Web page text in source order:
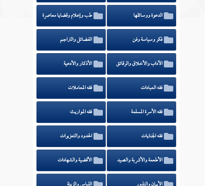
الدعوة ووسائلها طب وإعلام وقضايا معاصرة
فكر وسياسة وفن الفضائل والتراجم
الآداب والأخلاق والرقائق الأذكار والأدعية
فقه العبادات فقه المعاملات
فقه الأسرة المسلمة فقه المواريث
فقه الجنايات الحدود والتعزيرات
الأطعمة والأشربة والصيد الأقضية والشهادات